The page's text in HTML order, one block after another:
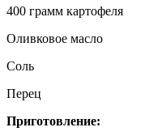
400 грамм картофеля
Оливковое масло
Соль
Перец
Приготовление: